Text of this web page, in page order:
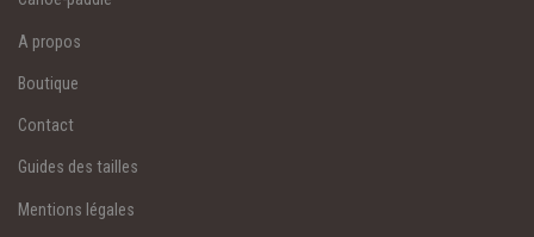
A propos
Boutique
Contact
Guides des tailles
Mentions légales